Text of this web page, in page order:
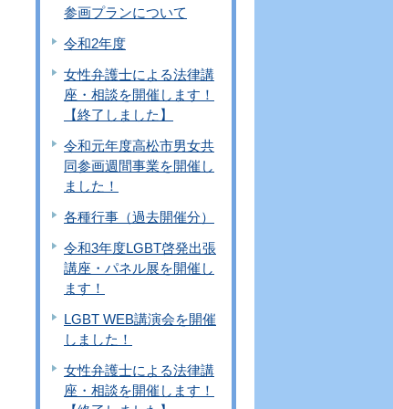
参画プランについて
令和2年度
女性弁護士による法律講
座・相談を開催します！
【終了しました】
令和元年度高松市男女共
同参画週間事業を開催し
ました！
各種行事（過去開催分）
令和3年度LGBT啓発出張
講座・パネル展を開催し
ます！
LGBT WEB講演会を開催
しました！
女性弁護士による法律講
座・相談を開催します！